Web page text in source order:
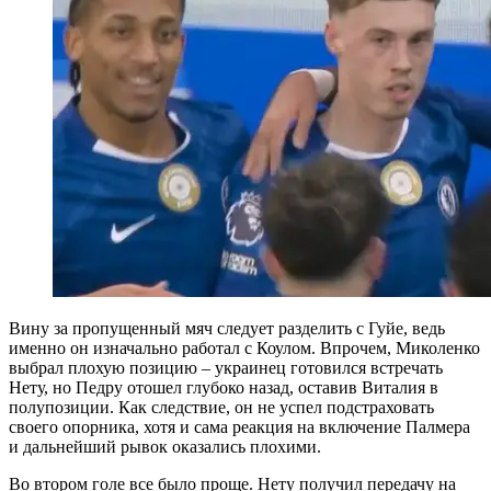
Вину за пропущенный мяч следует разделить с Гуйе, ведь
именно он изначально работал с Коулом. Впрочем, Миколенко
выбрал плохую позицию – украинец готовился встречать
Нету, но Педру отошел глубоко назад, оставив Виталия в
полупозиции. Как следствие, он не успел подстраховать
своего опорника, хотя и сама реакция на включение Палмера
и дальнейший рывок оказались плохими.
Во втором голе все было проще. Нету получил передачу на